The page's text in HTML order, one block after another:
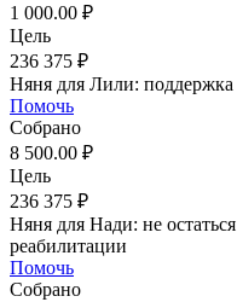
1 000.00 ₽
Цель
236 375 ₽
Няня для Лили: поддержка
Помочь
Собрано
8 500.00 ₽
Цель
236 375 ₽
Няня для Нади: не
реабилитации
Помочь
Собрано